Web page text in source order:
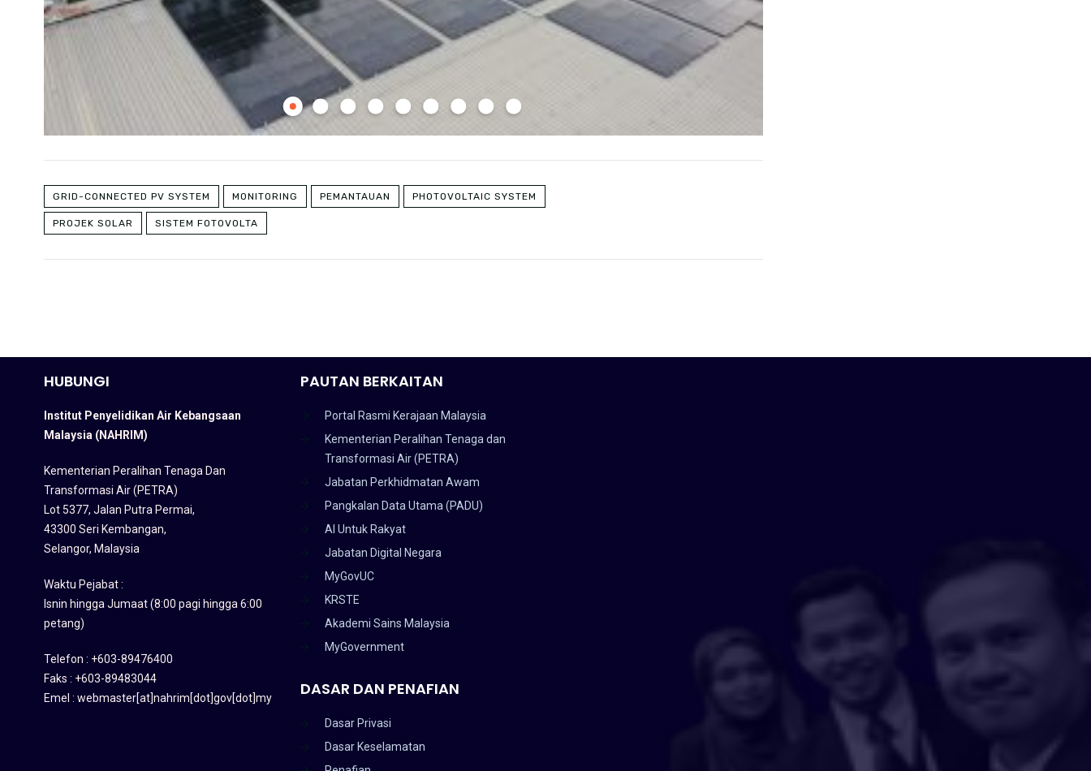
GRID-CONNECTED PV SYSTEM MONITORING PEMANTAUAN PHOTOVOLTAIC SYSTEM
PROJEK SOLAR SISTEM FOTOVOLTA
HUBUNGI
Institut Penyelidikan Air Kebangsaan
Malaysia (NAHRIM)
Kementerian Peralihan Tenaga Dan
Transformasi Air (PETRA)
Lot 5377, Jalan Putra Permai,
43300 Seri Kembangan,
Selangor, Malaysia
Waktu Pejabat :
Isnin hingga Jumaat (8:00 pagi hingga 6:00
petang)
Telefon : +603-89476400
Faks : +603-89483044
Emel : webmaster[at]nahrim[dot]gov[dot]my
PAUTAN BERKAITAN
Portal Rasmi Kerajaan Malaysia
Kementerian Peralihan Tenaga dan
Transformasi Air (PETRA)
Jabatan Perkhidmatan Awam
Pangkalan Data Utama (PADU)
AI Untuk Rakyat
Jabatan Digital Negara
MyGovUC
KRSTE
Akademi Sains Malaysia
MyGovernment
DASAR DAN PENAFIAN
Dasar Privasi
Dasar Keselamatan